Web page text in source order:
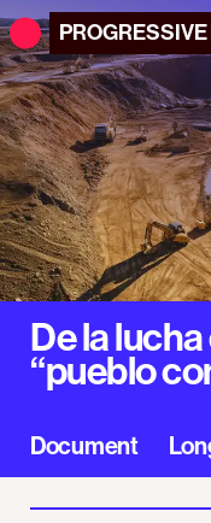
PROGRESSIVE
De la
“pueblo
Document